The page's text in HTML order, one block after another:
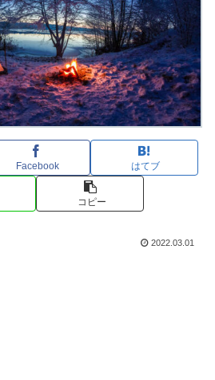
Facebook はてブ
コピー
2022.03.01